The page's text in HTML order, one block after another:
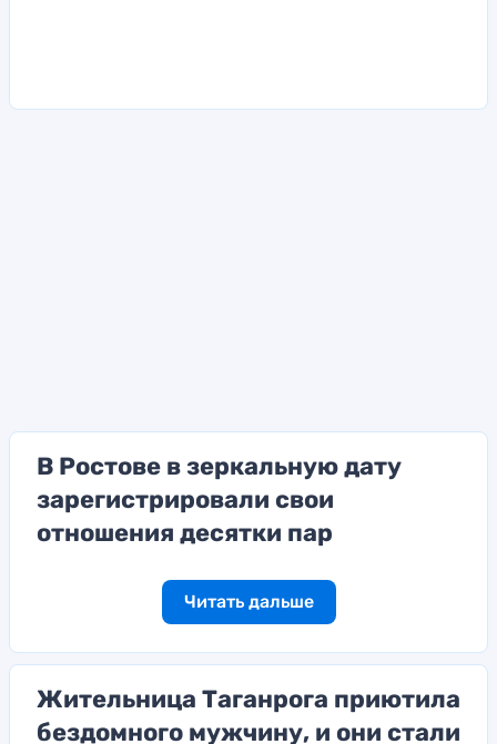
В Ростове в зеркальную дату
зарегистрировали свои
отношения десятки пар
Читать дальше
Жительница Таганрога приютила
бездомного мужчину, и они стали